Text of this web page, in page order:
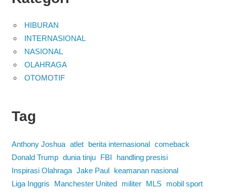
HIBURAN
INTERNASIONAL
NASIONAL
OLAHRAGA
OTOMOTIF
Tag
Anthony Joshua atlet berita internasional comeback
Donald Trump dunia tinju FBI
handling presisi
Inspirasi Olahraga Jake Paul
keamanan nasional
Liga Inggris
Manchester United militer MLS
mobil sport